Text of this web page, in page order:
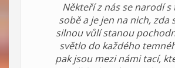
Někteří z nás se narodí
sobě a je jen na nich, zda
silnou vůlí stanou
světlo do každého
pak jsou mezi námi tací,